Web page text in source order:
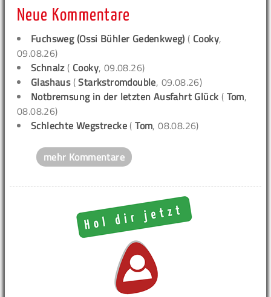
Neue Kommentare
Fuchsweg (Ossi Bühler Gedenkweg) ( Cooky,
09.08.26)
Schnalz( Cooky, 09.08.26)
Glashaus(Starkstromdouble, 09.08.26)
Notbremsung in der letzten Ausfahrt Glück ( Tom,
08.08.26)
Schlechte Wegstrecke (Tom, 08.08.26)
mehr Kommentare